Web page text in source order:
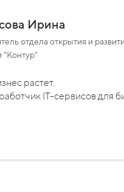
Ирина
отдела открытия и
"Контур"
растет.
IT-сервисов для